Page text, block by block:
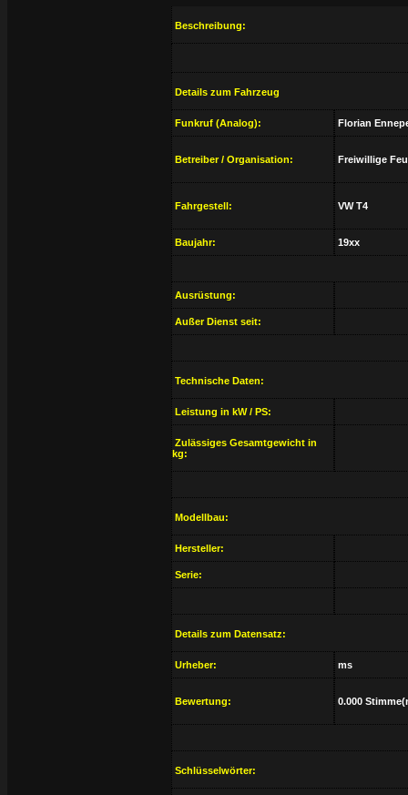
Beschreibung:
Details zum Fahrzeug
Funkruf (Analog): Florian
Betreiber / Organisation: Freiwillige
Fahrgestell: VW T4
Baujahr: 19xx
Ausrüstung:
Außer Dienst seit:
Technische Daten:
Leistung in kW / PS:
Zulässiges Gesamtgewicht in
kg:
Modellbau:
Hersteller:
Serie:
Details zum Datensatz:
Urheber: ms
Bewertung: 0.000
Schlüsselwörter: